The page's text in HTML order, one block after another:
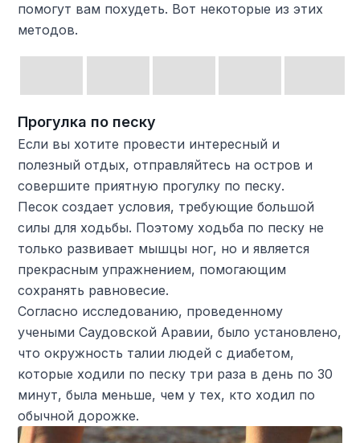
помогут вам похудеть. Вот некоторые из этих
методов.
Прогулка по песку
Если вы хотите провести интересный и
полезный отдых, отправляйтесь на остров и
совершите приятную прогулку по песку.
Песок создает условия, требующие большой
силы для ходьбы. Поэтому ходьба по песку не
только развивает мышцы ног, но и является
прекрасным упражнением, помогающим
сохранять равновесие.
Согласно исследованию, проведенному
учеными Саудовской Аравии, было установлено,
что окружность талии людей с диабетом,
которые ходили по песку три раза в день по 30
минут, была меньше, чем у тех, кто ходил по
обычной дорожке.